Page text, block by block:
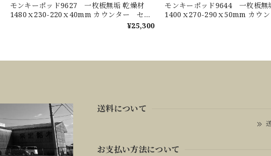
モンキーポッド9627 一枚板無垢 乾燥材
1480ｘ230-220ｘ40mm カウンター セン
¥25,300
モンキーポッド9644 一枚板
1400ｘ270-290ｘ50mm カウ
送料について
お支払い方法について